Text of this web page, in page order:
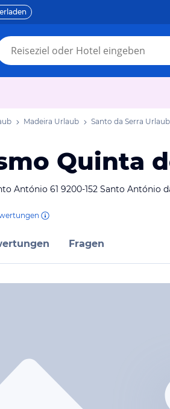
Madeira Urlaub Santo da Serra Urlaub
Quinta
António 61 9200-152 Santo António
Fragen